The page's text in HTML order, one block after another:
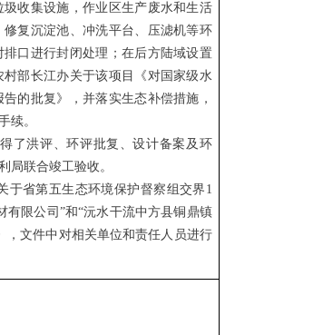
收集设施，作业区生产废水和生活
复沉淀池、冲洗平台、压滤机等环
口进行封闭处理；在后方陆域设置
部长江办关于该项目《对国家级水
的批复》，并落实生态补偿措施，
续。
了洪评、环评批复、设计备案及环
局联合竣工验收。
于省第五生态环境保护督察组交界1
有限公司”和“沅水干流中方县铜鼎镇
，文件中对相关单位和责任人员进行